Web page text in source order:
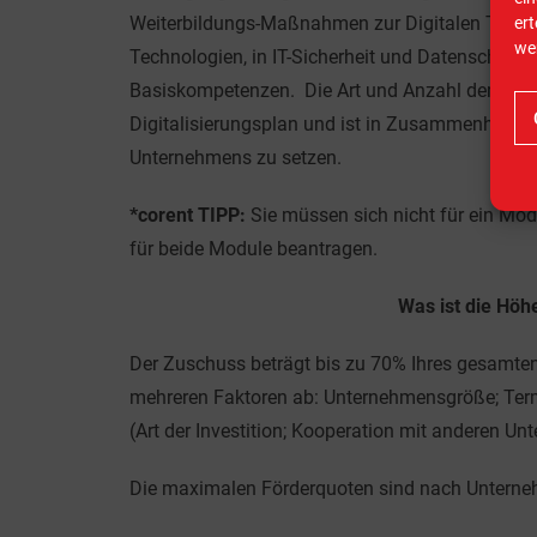
Weiterbildungs-Maßnahmen zur Digitalen
Technologien, in IT-Sicherheit und
Basiskompetenzen. Die Art und Anzahl der
Digitalisierungsplan und ist in Zusammenhang
Unternehmens zu setzen.
*corent TIPP: Sie müssen sich nicht für ein
für beide Module beantragen.
Was ist die
Der Zuschuss beträgt bis zu 70% Ihres
mehreren Faktoren ab: Unternehmensgröße;
(Art der Investition; Kooperation mit anderen
Die maximalen Förderquoten sind nach